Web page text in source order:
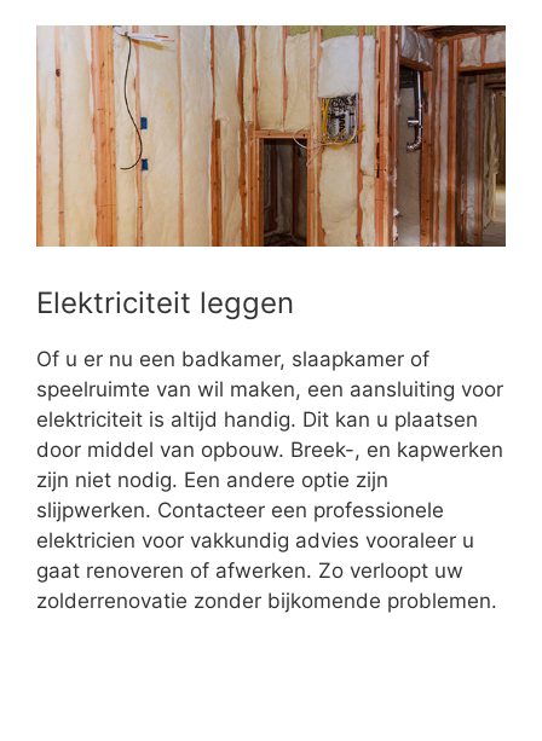
Elektriciteit leggen
Of u er nu een badkamer, slaapkamer of
speelruimte van wil maken, een aansluiting voor
elektriciteit is altijd handig. Dit kan u plaatsen
door middel van opbouw. Breek-, en kapwerken
zijn niet nodig. Een andere optie zijn
slijpwerken. Contacteer een professionele
elektricien voor vakkundig advies vooraleer u
gaat renoveren of afwerken. Zo verloopt uw
zolderrenovatie zonder bijkomende problemen.